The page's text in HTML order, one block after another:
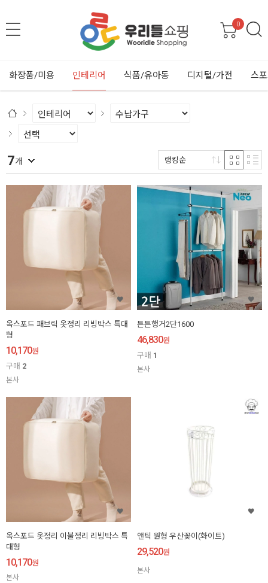
0
화장품/미용 인테리어 식품/유아동 디지털/가전 스
7개 랭킹순
옥스포드 패브릭 옷정리 리빙박스 특대
형
10,170원
구매 2
본사
튼튼행거2단1600
46,830원
구매 1
본사
옥스포드 옷정리 이불정리 리빙박스 특
대형
10,170원
본사
앤틱 원형 우산꽂이(화이트)
29,520원
본사